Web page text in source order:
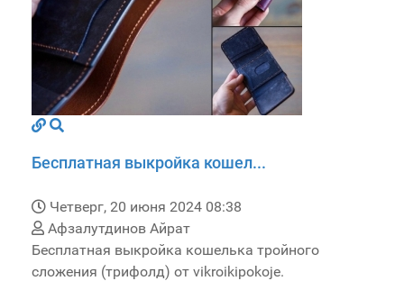
Бесплатная выкройка кошел...
Четверг, 20 июня 2024 08:38
Афзалутдинов Айрат
Бесплатная выкройка кошелька тройного
сложения (трифолд) от vikroikipokoje.